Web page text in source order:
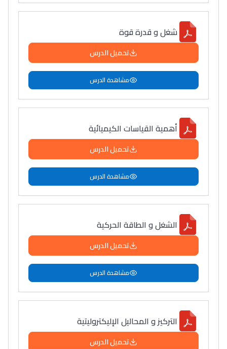
شغل و قدرة قوة
تحميل الدرس
مشاهدة الدرس
أهمية القياسات الكيميائية
تحميل الدرس
مشاهدة الدرس
الشغل و الطاقة الحركية
تحميل الدرس
مشاهدة الدرس
التركيز و المحاليل الإليكتروليتية
تحميل الدرس